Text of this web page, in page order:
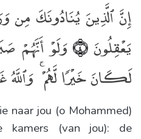
naar jou (o Mohammed)
kamers (van jou): de
إِنَّ ٱلَّذِينَ يُنَادُونَكَ مِن
يَعْقِلُونَ﴿٤﴾ وَلَوْ أَنَّهُمْ
لَكَانَ خَيْرًۭا لَّهُمْ